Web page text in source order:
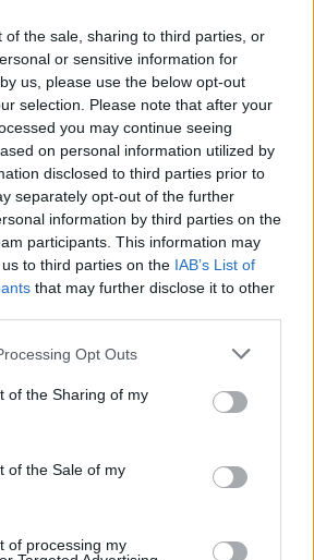
of the sale, sharing to third parties, or
or sensitive information for
us, please use the below opt-out
selection. Please note that after your
you may continue seeing
on personal information utilized by
disclosed to third parties prior to
separately opt-out of the further
information by third parties on the
participants. This information may
to third parties on the IAB’s List of
that may further disclose it to other
Opt Outs
of the Sharing of my
of the Sale of my
of processing my
a diffidare dei parametri ingannevoli,
LED”, “CVIA” o “luminosità della lampada”,
standardizzata e che quindi
sulla capacità del consumatore di
dei videoproiettori, soprattutto quando si
altri mercati online.
dei proiettori è definita da standard
internazionale, tra cui International
(ISO) e International Committee for
separatamente la luminosità del colore e la
standard ISO che definisce la metodologia
sul modo in cui la luminosità dei
misurata, pubblicizzata e